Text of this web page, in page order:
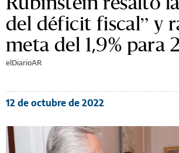
del déficit fiscal” y
meta del 1,9% para
elDiarioAR
12 de octubre de 2022